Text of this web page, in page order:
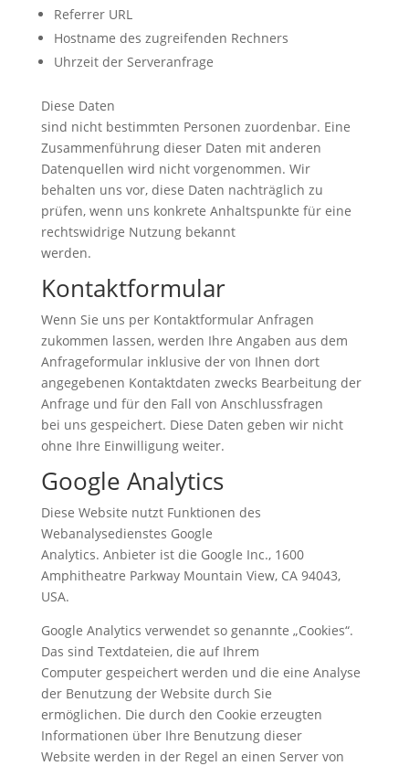
Referrer URL
Hostname des zugreifenden Rechners
Uhrzeit der Serveranfrage
Diese Daten
sind nicht bestimmten Personen zuordenbar. Eine
Zusammenführung dieser Daten mit anderen
Datenquellen wird nicht vorgenommen. Wir
behalten uns vor, diese Daten nachträglich zu
prüfen, wenn uns konkrete Anhaltspunkte für eine
rechtswidrige Nutzung bekannt
werden.
Kontaktformular
Wenn Sie uns per Kontaktformular Anfragen
zukommen lassen, werden Ihre Angaben aus dem
Anfrageformular inklusive der von Ihnen dort
angegebenen Kontaktdaten zwecks Bearbeitung der
Anfrage und für den Fall von Anschlussfragen
bei uns gespeichert. Diese Daten geben wir nicht
ohne Ihre Einwilligung weiter.
Google Analytics
Diese Website nutzt Funktionen des
Webanalysedienstes Google
Analytics. Anbieter ist die Google Inc., 1600
Amphitheatre Parkway Mountain View, CA 94043,
USA.
Google Analytics verwendet so genannte „Cookies“.
Das sind Textdateien, die auf Ihrem
Computer gespeichert werden und die eine Analyse
der Benutzung der Website durch Sie
ermöglichen. Die durch den Cookie erzeugten
Informationen über Ihre Benutzung dieser
Website werden in der Regel an einen Server von